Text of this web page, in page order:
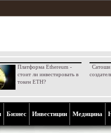
Платформа Ethereum -
стоит ли инвестировать в
токен ETH?
Сатоши
Бизнес Инвестиции Медицина